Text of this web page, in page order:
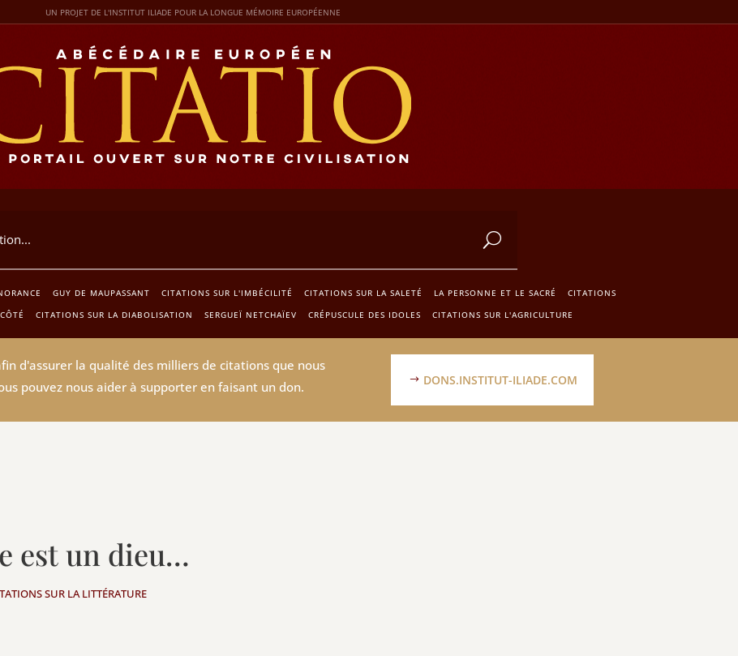
UN PROJET DE L'INSTITUT ILIADE POUR LA LONGUE MÉMOIRE EUROPÉENNE
GUY DE MAUPASSANT CITATIONS SUR L'IMBÉCILITÉ CITATIONS SUR LA SALETÉ LA PERSONNE ET LE SACRÉ
CITATIONS
CITATIONS SUR LA DIABOLISATION SERGUEÏ NETCHAÏEV CRÉPUSCULE DES IDOLES CITATIONS SUR L'AGRICULTURE
d'assurer la qualité des milliers de citations que nous
pouvez nous aider à supporter en faisant un don.
DONS.INSTITUT-ILIADE.COM
est un dieu…
SUR LA LITTÉRATURE